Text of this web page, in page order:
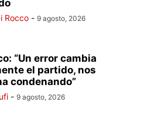
Rocco - 9 agosto, 2026
“Un error cambia
el partido, nos
condenando”
- 9 agosto, 2026